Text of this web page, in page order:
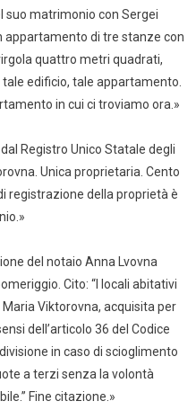
suo matrimonio con Sergei
appartamento di tre stanze con
quattro metri quadrati,
edificio, tale appartamento.
in cui ci troviamo ora.»
Registro Unico Statale degli
Unica proprietaria. Cento
registrazione della proprietà è
del notaio Anna Lvovna
Cito: “I locali abitativi
Viktorovna, acquisita per
dell’articolo 36 del Codice
in caso di scioglimento
a terzi senza la volontà
Fine citazione.»